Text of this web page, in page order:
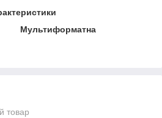
Мультиформатна
товар